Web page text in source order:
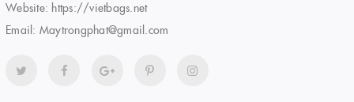
Website: https://vietbags.net
Email: Maytrongphat@gmail.com